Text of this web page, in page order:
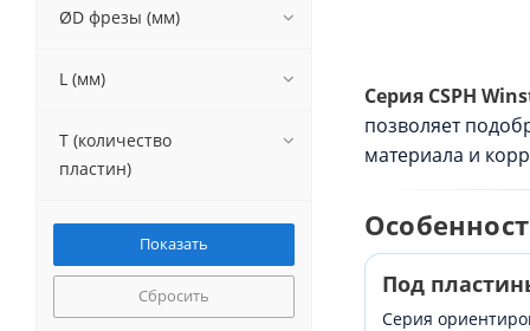
Серия CSPH
позволяет
материала и
Под
Серия
ØD фрезы (мм)
L (мм)
T (количество
пластин)
Сбросить